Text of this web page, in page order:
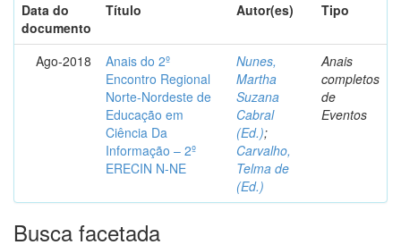
Data do
documento
Título Autor(es) Tipo
Ago-2018
Anais do 2º
Encontro Regional
Norte-Nordeste de
Educação em
Ciência Da
Informação – 2º
ERECIN N-NE
Nunes,
Martha
Suzana
Cabral
(Ed.);
Carvalho,
Telma de
(Ed.)
Anais
completos
de
Eventos
Busca facetada